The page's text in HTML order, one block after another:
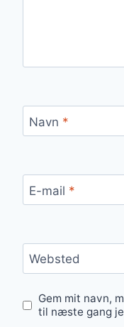
Navn *
E-mail *
Websted
Gem mit navn,
til næste gang